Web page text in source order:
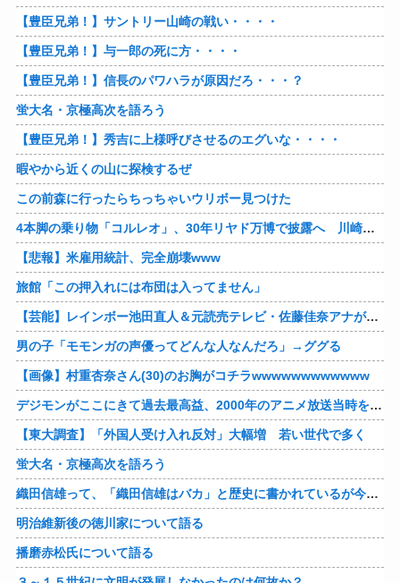
【豊臣兄弟！】サントリー山崎の戦い・・・・
【豊臣兄弟！】与一郎の死に方・・・・
【豊臣兄弟！】信長のパワハラが原因だろ・・・？
蛍大名・京極高次を語ろう
【豊臣兄弟！】秀吉に上様呼びさせるのエグいな・・・・
暇やから近くの山に探検するぜ
この前森に行ったらちっちゃいウリボー見つけた
4本脚の乗り物「コルレオ」、30年リヤド万博で披露へ 川崎重工が35年発売目指す
【悲報】米雇用統計、完全崩壊www
旅館「この押入れには布団は入ってません」
【芸能】レインボー池田直人＆元読売テレビ・佐藤佳奈アナが結婚
男の子「モモンガの声優ってどんな人なんだろ」→ググる
【画像】村重杏奈さん(30)のお胸がコチラwwwwwwwwwwww
デジモンがここにきて過去最高益、2000年のアニメ放送当時を上回る
【東大調査】「外国人受け入れ反対」大幅増 若い世代で多く
蛍大名・京極高次を語ろう
織田信雄って、「織田信雄はバカ」と歴史に書かれているが今まで家が残っているんでバカではないよな？
明治維新後の徳川家について語る
播磨赤松氏について語る